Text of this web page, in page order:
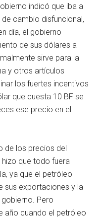
indicó que iba a
cambio disfuncional,
día, el gobierno
de sus dólares a
sirve para la
y otros artículos
los fuertes incentivos
que cuesta 10 BF se
ese precio en el
de los precios del
que todo fuera
ya que el petróleo
sus exportaciones y la
Pero
año cuando el petróleo